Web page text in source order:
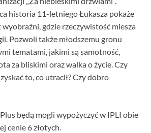
historia 11-letniego Łukasza pokaże
gdzie rzeczywistość miesza
Pozwoli także młodszemu gronu
tematami, jakimi są samotność,
za bliskimi oraz walka o życie. Czy
to, co utracił? Czy dobro
będą mogli wypożyczyć w IPLI obie
cenie 6 złotych.